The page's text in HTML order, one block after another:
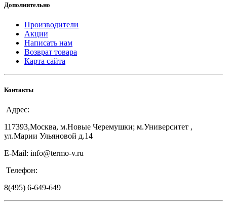
Дополнительно
Производители
Акции
Написать нам
Возврат товара
Карта сайта
Контакты
Адрес:
117393,Москва, м.Новые Черемушки; м.Университет ,
ул.Марии Ульяновой д.14
E-Mail: info@termo-v.ru
Телефон:
8(495) 6-649-649